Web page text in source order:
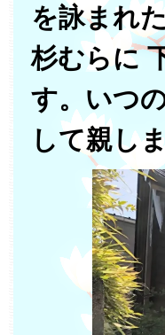
を詠まれ
杉むらに
す。いつ
して親し